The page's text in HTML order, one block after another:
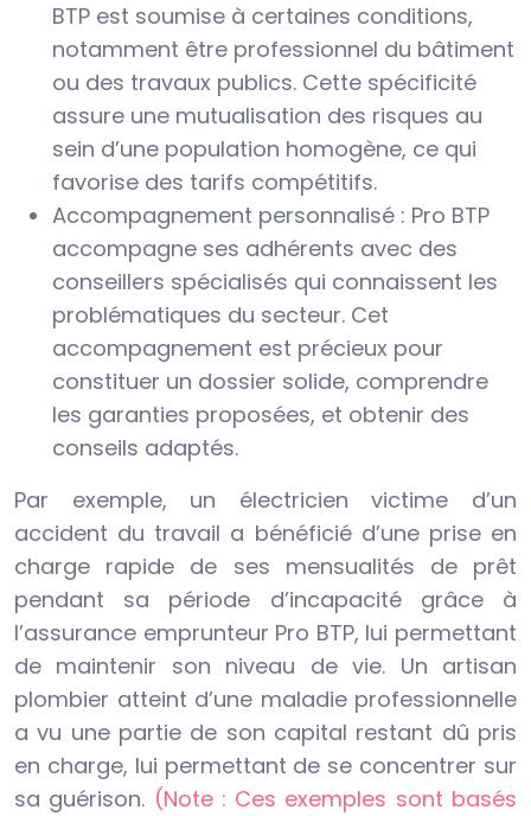
BTP est soumise à certaines conditions,
notamment être professionnel du bâtiment
ou des travaux publics. Cette spécificité
assure une mutualisation des risques au
sein d’une population homogène, ce qui
favorise des tarifs compétitifs.
Accompagnement personnalisé : Pro BTP
accompagne ses adhérents avec des
conseillers spécialisés qui connaissent les
problématiques du secteur. Cet
accompagnement est précieux pour
constituer un dossier solide, comprendre
les garanties proposées, et obtenir des
conseils adaptés.
Par exemple, un électricien victime d’un
accident du travail a bénéficié d’une prise en
charge rapide de ses mensualités de prêt
pendant sa période d’incapacité grâce à
l’assurance emprunteur Pro BTP, lui permettant
de maintenir son niveau de vie. Un artisan
plombier atteint d’une maladie professionnelle
a vu une partie de son capital restant dû pris
en charge, lui permettant de se concentrer sur
sa guérison. (Note : Ces exemples sont basés